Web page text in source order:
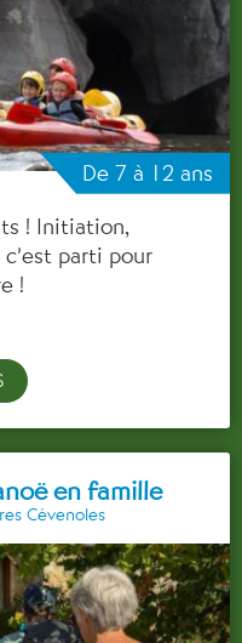
De 7 à 12 ans
! Initiation,
parti pour
!
en famille
Cévenoles